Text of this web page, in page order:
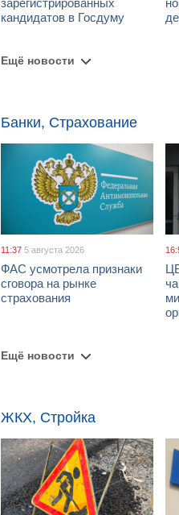
зарегистрированных
кандидатов в Госдуму
Ещё новости
Банки, Страхование
11:37 5 августа 2026
ФАС усмотрела признаки
сговора на рынке
страхования
Ещё новости
ЖКХ, Стройка